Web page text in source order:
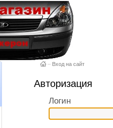
– Вход на сайт
Авторизация
Логин